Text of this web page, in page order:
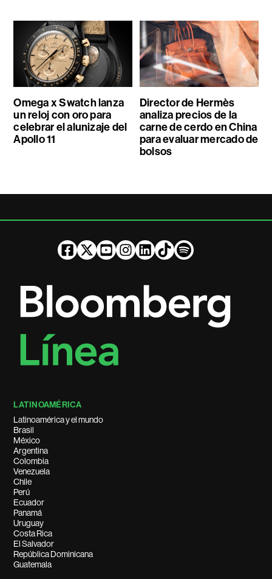
Omega x Swatch lanza
un reloj con oro para
celebrar el alunizaje del
Apollo 11
Director de Hermès
analiza precios de la
carne de cerdo en China
para evaluar mercado de
bolsos
LATINOAMÉRICA
Latinoamérica y el mundo
Brasil
México
Argentina
Colombia
Venezuela
Chile
Perú
Ecuador
Panamá
Uruguay
Costa Rica
El Salvador
República Dominicana
Guatemala